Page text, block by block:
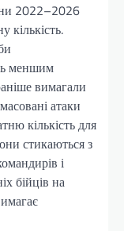
2022–2026
кількість.
меншим
вимагали
атаки
кількість для
стикаються з
і
бійців на